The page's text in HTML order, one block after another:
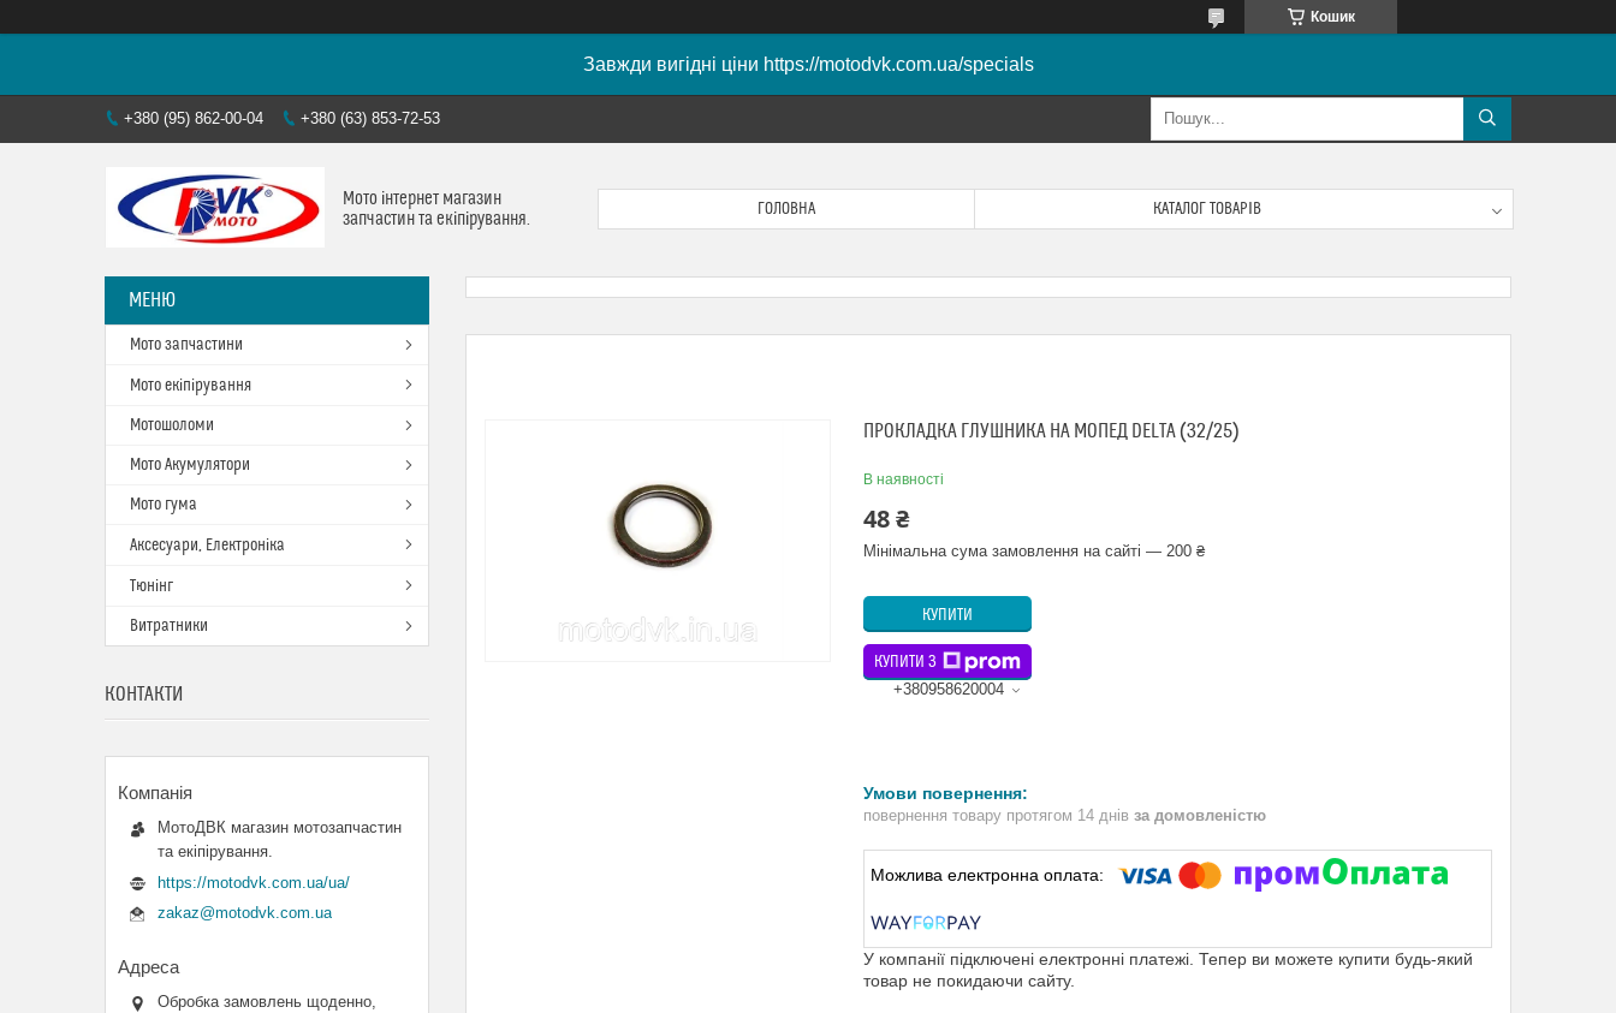
Кошик
Завжди вигідні ціни https://motodvk.com.ua/specials
+380 (95) 862-00-04 +380 (63) 853-72-53
Мото інтернет магазин
запчастин та екіпірування.
ГОЛОВНА КАТАЛОГ ТОВАРІВ
ПРОКЛАДКА ГЛУШНИКА НА МОПЕД DELTA (32/25)
В наявності
48 ₴
Мінімальна сума замовлення на сайті — 200 ₴
КУПИТИ
КУПИТИ З
+380958620004
повернення товару протягом 14 днів за домовленістю
У компанії підключені електронні платежі. Тепер ви можете купити будь-який
товар не покидаючи сайту.
Мото запчастини
Мото екіпірування
Мотошоломи
Мото Акумулятори
Мото гума
Аксесуари, Електроніка
Тюнінг
Витратники
КОНТАКТИ
МотоДВК магазин мотозапчастин
та екіпірування.
https://motodvk.com.ua/ua/
zakaz@motodvk.com.ua
Обробка замовлень щоденно,